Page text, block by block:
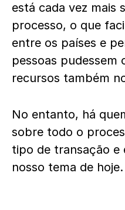
está cada vez mais
processo, o que
entre os países e
pessoas
recursos também
No entanto, há
sobre todo o
tipo de transação e
nosso tema de hoje.